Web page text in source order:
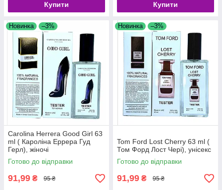
Купити Купити
Новинка –3%
Carolina Herrera Good Girl 63
ml ( Кароліна Еррера Гуд
Герл), жіночі
Готово до відправки
91,99 ₴ 95 ₴
Новинка –3%
Tom Ford Lost Cherry 63 ml (
Том Форд Лост Чері), унісекс
Готово до відправки
91,99 ₴ 95 ₴